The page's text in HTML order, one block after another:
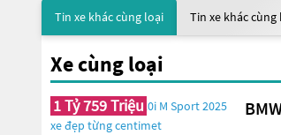
Tin xe khác cùng loại Tin xe khác cùng
Xe cùng loại
1 Tỷ 759 Triệu